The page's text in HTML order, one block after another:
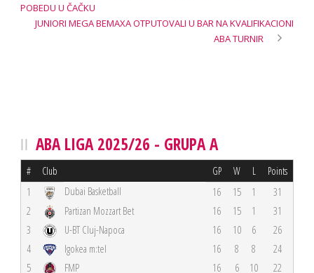
POBEDU U ČAČKU
JUNIORI MEGA BEMAXA OTPUTOVALI U BAR NA KVALIFIKACIONI
ABA TURNIR
ABA LIGA 2025/26 - GRUPA A
# Club GP W L Points
1 Dubai Basketball 16 15 1
31
2
Partizan Mozzart Bet 16 15 1
31
3
U-BT Cluj-Napoca 16 10 6
26
4
Igokea m:tel 16 8 8
24
5
FMP 16 6 10
22